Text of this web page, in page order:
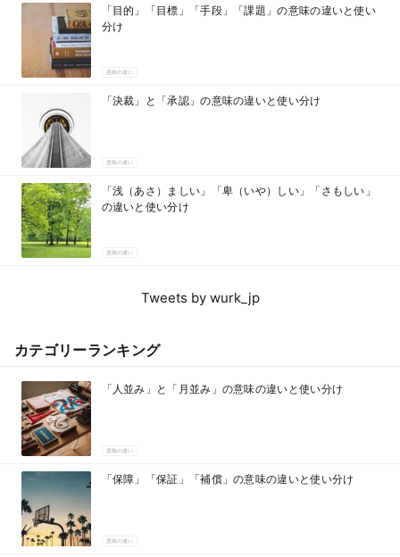
「目的」「目標」「手段」「課題」の意味の違いと使い
分け
意味の違い
「決裁」と「承認」の意味の違いと使い分け
意味の違い
「浅（あさ）ましい」「卑（いや）しい」「さもしい」
の違いと使い分け
意味の違い
Tweets by wurk_jp
カテゴリーランキング
「人並み」と「月並み」の意味の違いと使い分け
意味の違い
「保障」「保証」「補償」の意味の違いと使い分け
意味の違い